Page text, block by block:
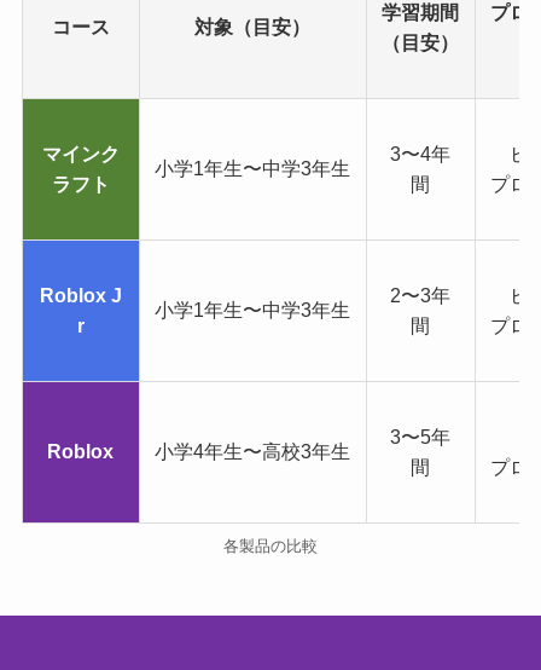
コース 対象（目安）
学習期間
（目安）
プロ
マインク
ラフト
小学1年生〜中学3年生
3〜4年
間
ビ
プロ
Roblox J
r
小学1年生〜中学3年生
2〜3年
間
ビ
プロ
Roblox 小学4年生〜高校3年生
3〜5年
間
プロ
各製品の比較